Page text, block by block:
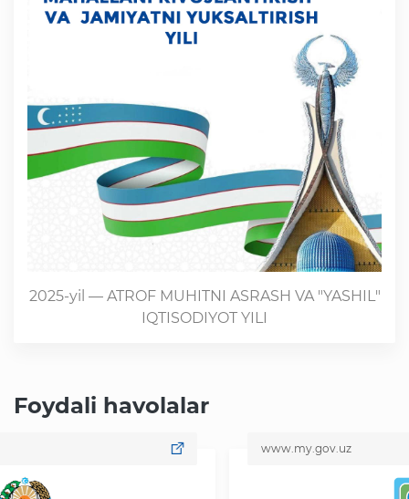
2025-yil — ATROF MUHITNI ASRASH VA "YASHIL"
IQTISODIYOT YILI
Foydali havolalar
www.my.gov.uz